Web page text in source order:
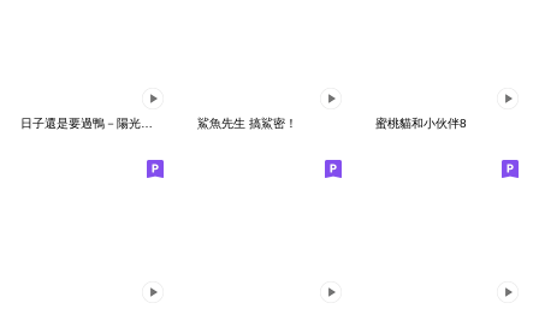
鯊魚先生 搞鯊密！ 蜜桃貓和小伙伴8